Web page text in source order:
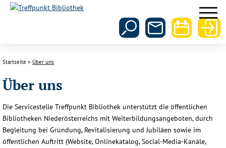
Startseite Über uns
Über uns
Die Servicestelle Treffpunkt Bibliothek unterstützt die öffentlichen
Bibliotheken Niederösterreichs mit Weiterbildungsangeboten, durch
Begleitung bei Gründung, Revitalisierung und Jubiläen sowie im
öffentlichen Auftritt (Website, Onlinekatalog, Social-Media-Kanäle,